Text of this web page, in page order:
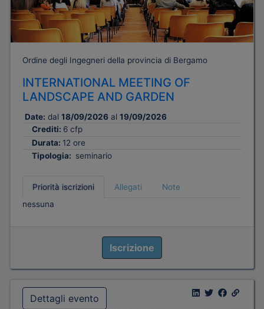
Ordine degli Ingegneri della provincia di Bergamo
INTERNATIONAL MEETING OF
LANDSCAPE AND GARDEN
Date: dal 18/09/2026 al 19/09/2026
Crediti: 6 cfp
Durata: 12 ore
Tipologia: seminario
Priorità iscrizioni Allegati
Note
nessuna
Iscrizione
Dettagli evento